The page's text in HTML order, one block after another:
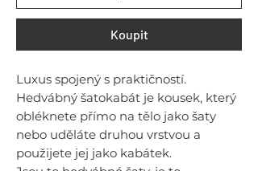
Koupit
Luxus spojený s praktičností.
Hedvábný šatokabát je kousek, který
obléknete přímo na tělo jako šaty
nebo uděláte druhou vrstvou a
použijete jej jako kabátek.